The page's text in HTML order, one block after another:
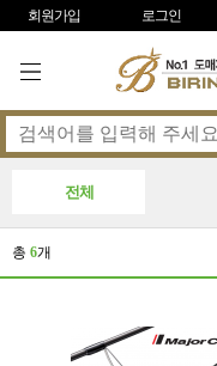
회원가입 로그인
전체
총 6개